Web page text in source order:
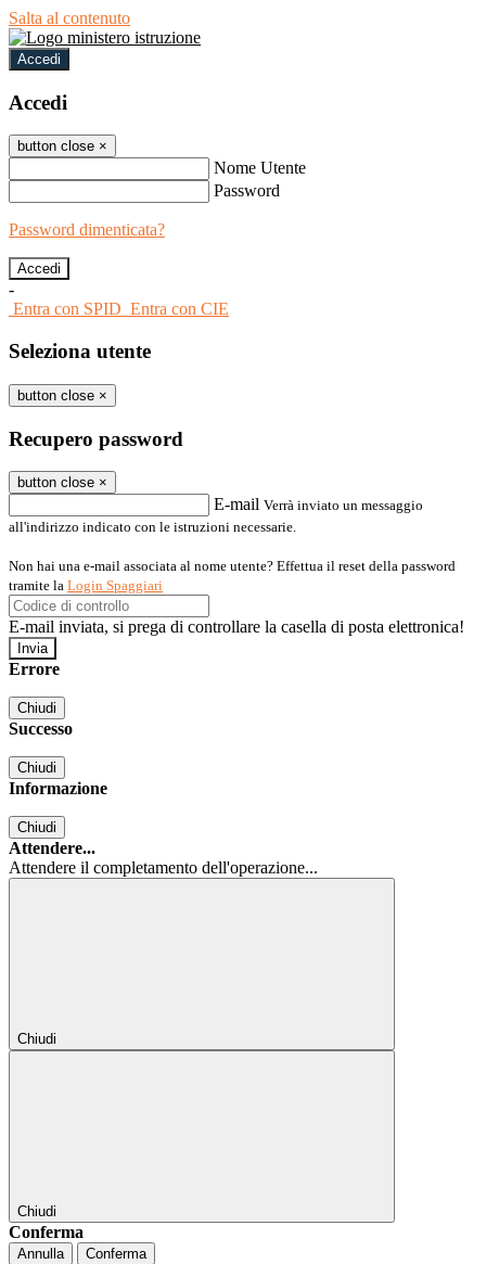
Salta al contenuto
Accedi
Accedi
button close ×
Nome Utente
Password
Password dimenticata?
-
Entra con SPID Entra con CIE
Seleziona utente
button close ×
Recupero password
button close ×
E-mail Verrà inviato un messaggio
all'indirizzo indicato con le istruzioni necessarie.
Non hai una e-mail associata al nome utente? Effettua il reset della password
tramite la Login Spaggiari
E-mail inviata, si prega di controllare la casella di posta elettronica!
Errore
Chiudi
Successo
Chiudi
Informazione
Chiudi
Attendere...
Attendere il completamento dell'operazione...
Chiudi
Chiudi
Conferma
Annulla Conferma